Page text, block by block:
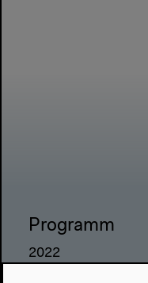
Programm
2022